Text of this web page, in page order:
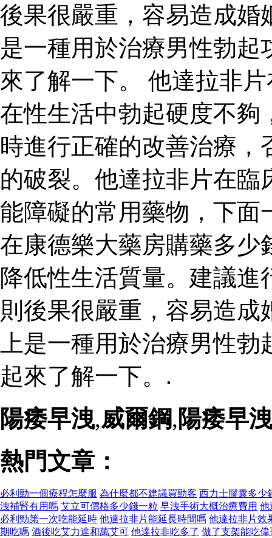
後果很嚴重，容易造成婚
是一種用於治療男性勃
來了解一下。 他達拉非
在性生活中勃起硬度不夠
時進行正確的改善治療
的破裂。他達拉非片在
能障礙的常用藥物，下面
在康德樂大藥房購藥多少
降低性生活質量。建議
則後果很嚴重，容易造
上是一種用於治療男性
起來了解一下。.
陽痿早洩,威爾鋼, 陽痿早洩
熱門文章：
必利勁一個療程怎麼服 為什麼都不建議買勁客 西力士膠囊多少
洩補腎有用嗎 艾立可價格多少錢一粒 早洩手術大概治療費用 他
必利勁第一次吃能延時 他達拉非片能延長時間嗎 他達拉非片效
期吃嗎 酒後吃艾力達和萬艾可 他達拉非吃多了 做了支架能吃偉